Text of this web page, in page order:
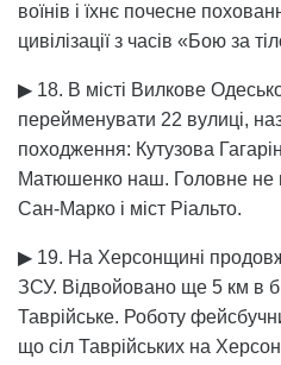
воїнів і їхнє почесне
цивілізації з часів «Бою за
▶ 18. В місті Вилкове
перейменувати 22 вулиці,
походження: Кутузова
Матюшенко наш. Головне не
Сан-Марко і міст Ріальто.
▶ 19. На Херсонщині
ЗСУ. Відвойовано ще 5 км в
Таврійське. Роботу
що сіл Таврійських на